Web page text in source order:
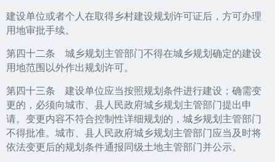
建设单位或者个人在取得乡村建设规划许可证后，方可办理
用地审批手续。
第四十二条 城乡规划主管部门不得在城乡规划确定的建设
用地范围以外作出规划许可。
第四十三条 建设单位应当按照规划条件进行建设；确需变
更的，必须向城市、县人民政府城乡规划主管部门提出申
请。变更内容不符合控制性详细规划的，城乡规划主管部门
不得批准。城市、县人民政府城乡规划主管部门应当及时将
依法变更后的规划条件通报同级土地主管部门并公示。